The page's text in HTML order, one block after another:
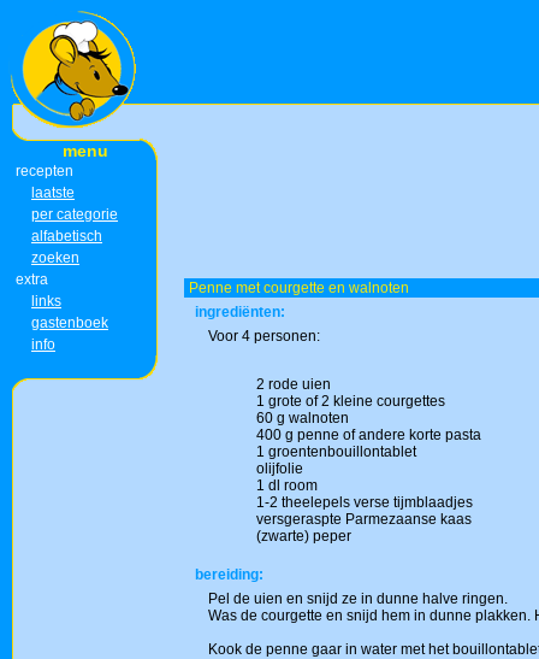
menu
recepten
laatste
per categorie
alfabetisch
zoeken
extra
links
gastenboek
info
Penne met courgette en walnoten
ingrediënten:
Voor 4 personen:
2 rode uien
1 grote of 2 kleine courgettes
60 g walnoten
400 g penne of andere korte pasta
1 groentenbouillontablet
olijfolie
1 dl room
1-2 theelepels verse tijmblaadjes
versgeraspte Parmezaanse kaas
(zwarte) peper
bereiding:
Pel de uien en snijd ze in dunne halve ringen.
Was de courgette en snijd hem in dunne plakken.
Kook de penne gaar in water met het